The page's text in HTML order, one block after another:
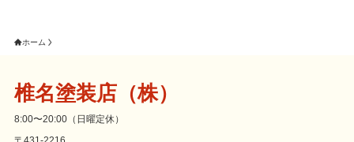
ホーム
椎名塗装店（株）
8:00〜20:00（日曜定休）